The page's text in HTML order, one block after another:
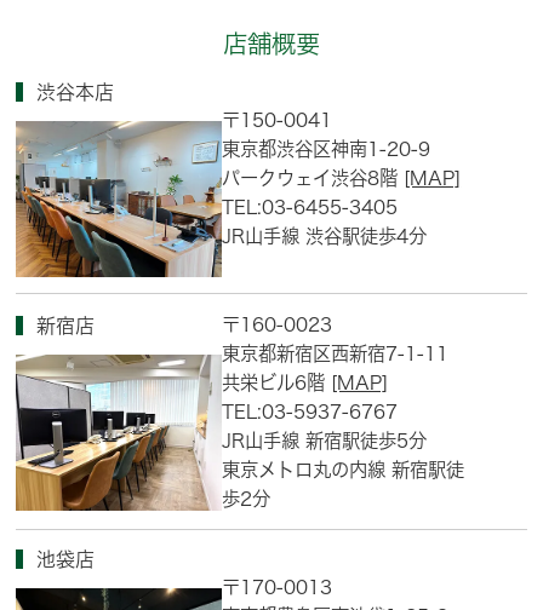
店舗概要
渋谷本店
〒150-0041
東京都渋谷区神南1-20-9
パークウェイ渋谷8階 [MAP]
TEL:03-6455-3405
JR山手線 渋谷駅徒歩4分
新宿店
〒160-0023
東京都新宿区西新宿7-1-11
共栄ビル6階 [MAP]
TEL:03-5937-6767
JR山手線 新宿駅徒歩5分
東京メトロ丸の内線 新宿駅徒
歩2分
池袋店
〒170-0013